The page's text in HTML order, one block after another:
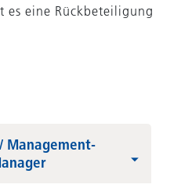
eine Rückbeteiligung
Management-